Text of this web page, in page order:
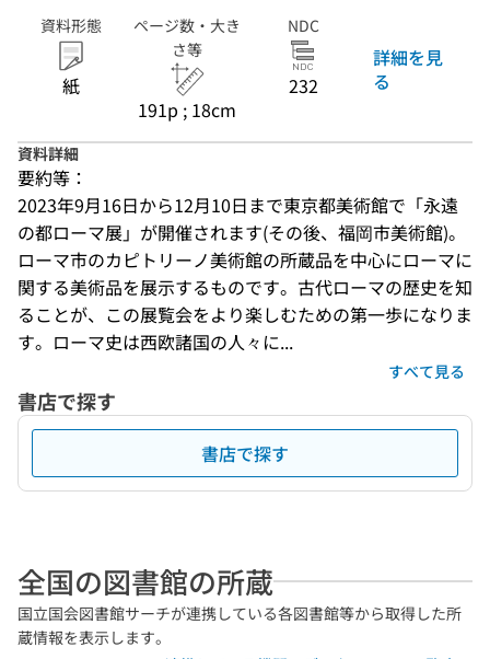
資料形態
紙
ページ数・大き
さ等
191p ; 18cm
NDC
232
詳細を見
る
資料詳細
要約等：
2023年9月16日から12月10日まで東京都美術館で「永遠
の都ローマ展」が開催されます(その後、福岡市美術館)。
ローマ市のカピトリーノ美術館の所蔵品を中心にローマに
関する美術品を展示するものです。古代ローマの歴史を知
ることが、この展覧会をより楽しむための第一歩になりま
す。ローマ史は西欧諸国の人々に...
すべて見る
書店で探す
書店で探す
全国の図書館の所蔵
国立国会図書館サーチが連携している各図書館等から取得した所
蔵情報を表示します。